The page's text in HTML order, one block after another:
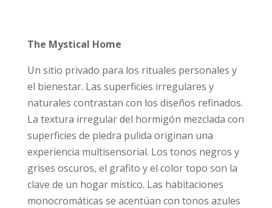
The Mystical Home
Un sitio privado para los rituales personales y
el bienestar. Las superficies irregulares y
naturales contrastan con los diseños refinados.
La textura irregular del hormigón mezclada con
superficies de piedra pulida originan una
experiencia multisensorial. Los tonos negros y
grises oscuros, el grafito y el color topo son la
clave de un hogar místico. Las habitaciones
monocromáticas se acentúan con tonos azules